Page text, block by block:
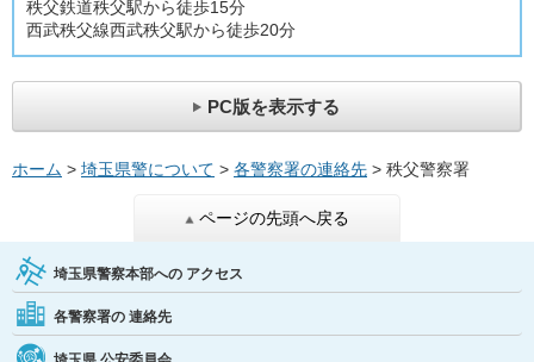
秩父鉄道秩父駅から徒歩15分
西武秩父線西武秩父駅から徒歩20分
PC版を表示する
ホーム > 埼玉県警について > 各警察署の連絡先 > 秩父警察署
ページの先頭へ戻る
埼玉県警察本部への アクセス
各警察署の 連絡先